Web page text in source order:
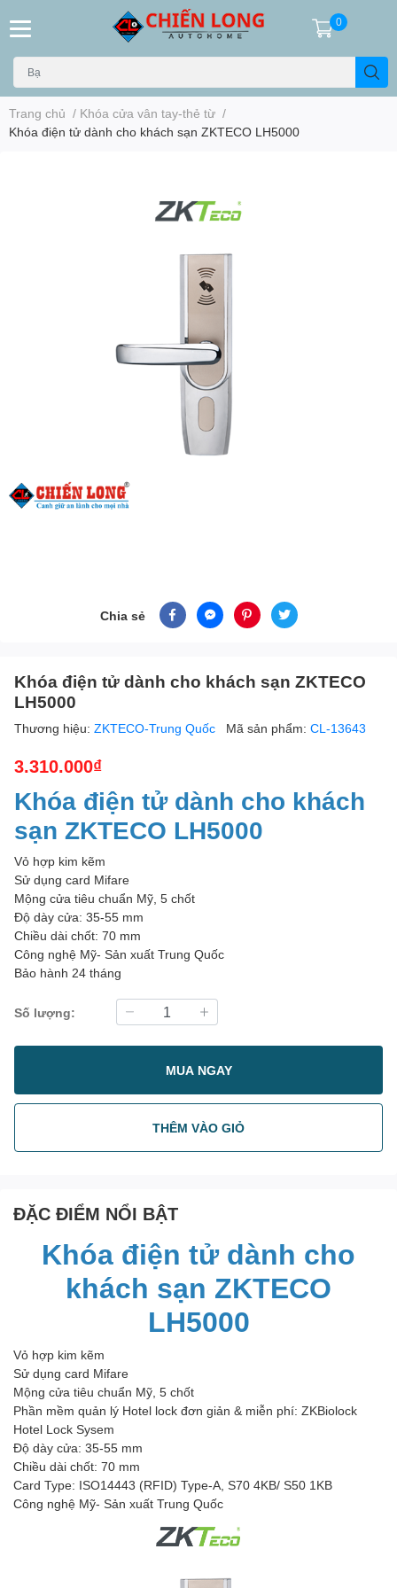
0
Trang chủ / Khóa cửa vân tay-thẻ từ /
Khóa điện tử dành cho khách sạn ZKTECO LH5000
Chia sẻ
Khóa điện tử dành cho khách sạn ZKTECO
LH5000
Thương hiệu: ZKTECO-Trung Quốc Mã sản phẩm: CL-13643
3.310.000₫
Khóa điện tử dành cho khách
sạn ZKTECO LH5000
Vỏ hợp kim kẽm
Sử dụng card Mifare
Mộng cửa tiêu chuẩn Mỹ, 5 chốt
Độ dày cửa: 35-55 mm
Chiều dài chốt: 70 mm
Công nghệ Mỹ- Sản xuất Trung Quốc
Bảo hành 24 tháng
Số lượng:
MUA NGAY
THÊM VÀO GIỎ
ĐẶC ĐIỂM NỔI BẬT
Khóa điện tử dành cho
khách sạn ZKTECO
LH5000
Vỏ hợp kim kẽm
Sử dụng card Mifare
Mộng cửa tiêu chuẩn Mỹ, 5 chốt
Phần mềm quản lý Hotel lock đơn giản & miễn phí: ZKBiolock
Hotel Lock Sysem
Độ dày cửa: 35-55 mm
Chiều dài chốt: 70 mm
Card Type: ISO14443 (RFID) Type-A, S70 4KB/ S50 1KB
Công nghệ Mỹ- Sản xuất Trung Quốc